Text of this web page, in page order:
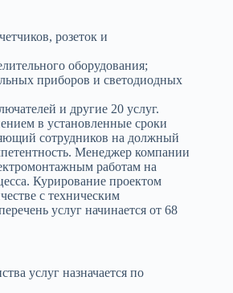
розеток и
оборудования;
приборов и светодиодных
и другие 20 услуг.
в установленные сроки
сотрудников на должный
Менеджер компании
работам на
Курирование проектом
с техническим
услуг начинается от 68
услуг назначается по